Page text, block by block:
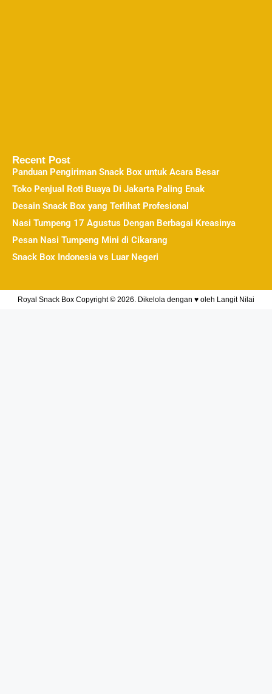
Recent Post
Panduan Pengiriman Snack Box untuk Acara Besar
Toko Penjual Roti Buaya Di Jakarta Paling Enak
Desain Snack Box yang Terlihat Profesional
Nasi Tumpeng 17 Agustus Dengan Berbagai Kreasinya
Pesan Nasi Tumpeng Mini di Cikarang
Snack Box Indonesia vs Luar Negeri
Royal Snack Box Copyright © 2026. Dikelola dengan ♥ oleh Langit Nilai